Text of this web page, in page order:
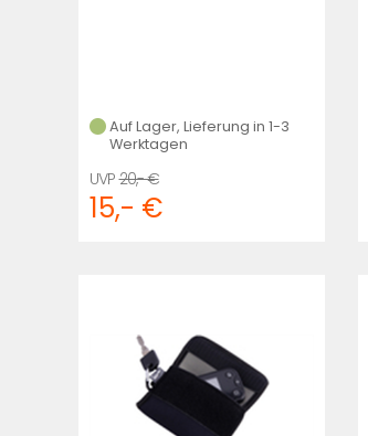
Auf Lager, Lieferung in 1-3
Werktagen
20,- €
15,- €